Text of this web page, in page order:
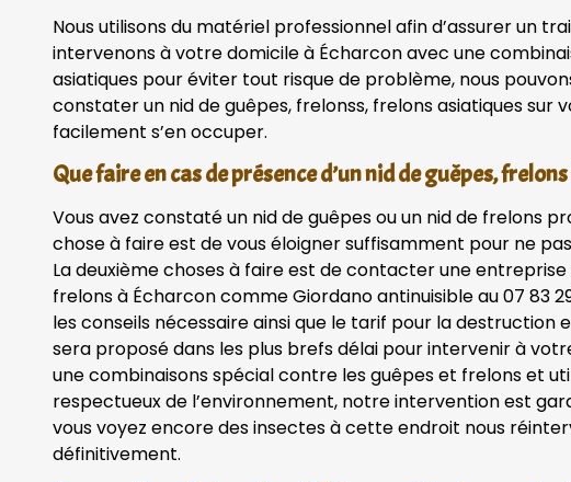
Nous utilisons du matériel professionnel afin d’assurer un
intervenons à votre domicile à Écharcon avec une
asiatiques pour éviter tout risque de problème, nous
constater un nid de guêpes, frelonss, frelons asiatiques sur
facilement s’en occuper.
Que faire en cas de présence d’un nid de guêpes,
Vous avez constaté un nid de guêpes ou un nid de frelons
chose à faire est de vous éloigner suffisamment pour ne
La deuxième choses à faire est de contacter une
frelons à Écharcon comme Giordano antinuisible au 07 83
les conseils nécessaire ainsi que le tarif pour la destruction
sera proposé dans les plus brefs délai pour intervenir à
une combinaisons spécial contre les guêpes et frelons et
respectueux de l’environnement, notre intervention est
vous voyez encore des insectes à cette endroit nous
définitivement.